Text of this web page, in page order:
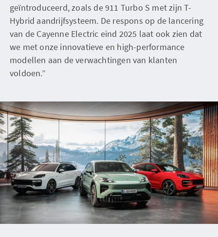
geïntroduceerd, zoals de 911 Turbo S met zijn T-
Hybrid aandrijfsysteem. De respons op de lancering
van de Cayenne Electric eind 2025 laat ook zien dat
we met onze innovatieve en high-performance
modellen aan de verwachtingen van klanten
voldoen.”